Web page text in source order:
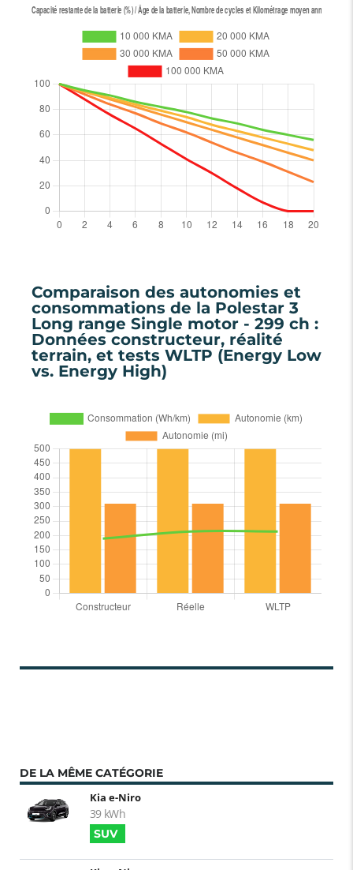
Comparaison des autonomies et
consommations de la Polestar 3
Long range Single motor - 299 ch :
Données constructeur, réalité
terrain, et tests WLTP (Energy Low
vs. Energy High)
DE LA MÊME CATÉGORIE
Kia e-Niro
39 kWh
SUV